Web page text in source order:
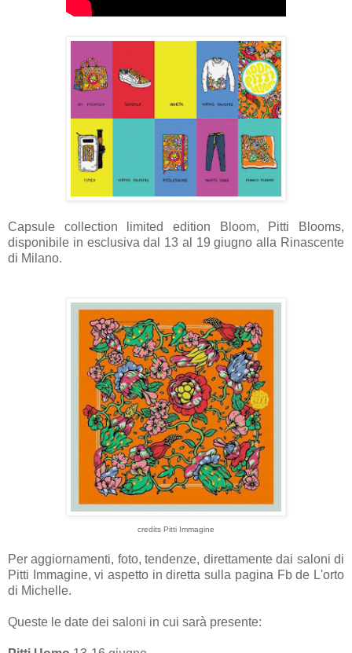
Capsule collection limited edition Bloom, Pitti Blooms,
disponibile in esclusiva dal 13 al 19 giugno alla Rinascente
di Milano.
credits Pitti Immagine
Per aggiornamenti, foto, tendenze, direttamente dai saloni di
Pitti Immagine, vi aspetto in diretta sulla pagina Fb de L'orto
di Michelle.
Queste le date dei saloni in cui sarà presente: